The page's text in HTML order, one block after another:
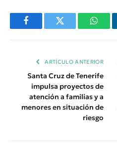
FacebookTwitter
ARTÍCULO ANTERIOR
Santa Cruz de Tenerife
impulsa proyectos de
atención a familias y a
menores en situación de
riesgo